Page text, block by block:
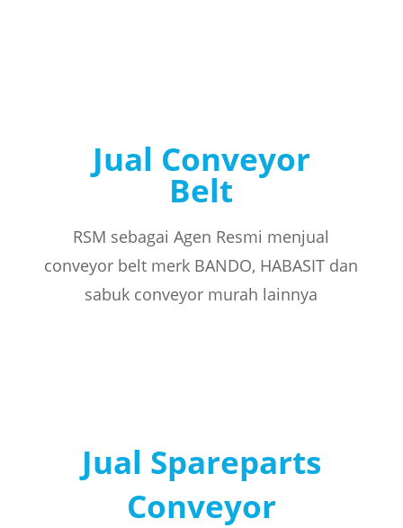
Jual Conveyor
Belt
RSM sebagai Agen Resmi menjual
conveyor belt merk BANDO, HABASIT dan
sabuk conveyor murah lainnya
Jual Spareparts
Conveyor